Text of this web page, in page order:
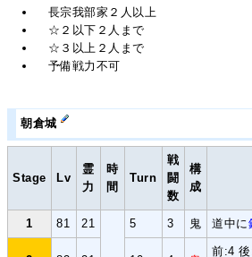
長宗我部家２人以上
☆２以下２人まで
☆３以上２人まで
予備戦力不可
朝倉城
Stage Lv
霊
力
時
間
Turn
戦
闘
数
構
成
1 81 21 5 3 鬼 道中に
前:4